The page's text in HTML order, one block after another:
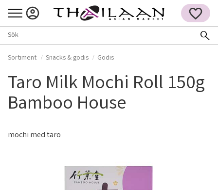
FAVORITER
Sortiment Snacks & godis Godis
Taro Milk Mochi Roll 150g
Bamboo House
mochi med taro